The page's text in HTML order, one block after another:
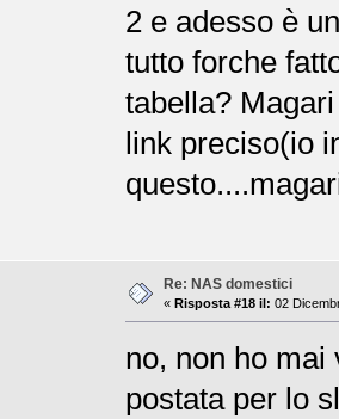
2 e adesso è
tutto forche
tabella?
link preciso(io
Re: NAS domestici
« Risposta #18 il: 02
no, non ho mai
postata per lo